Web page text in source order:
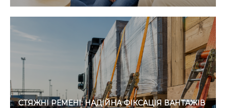
СТЯЖНІ РЕМЕНІ: НАДІЙНА ФІКСАЦІЯ ВАНТАЖІВ